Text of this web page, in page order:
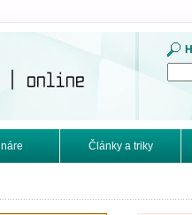
Články a triky